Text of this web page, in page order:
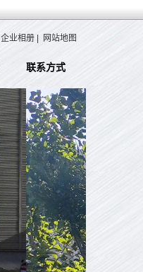
企业相册 网站地图
联系方式